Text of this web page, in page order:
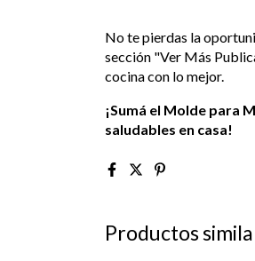
No te pierdas la
sección "Ver Más
cocina con lo mejor.
¡Sumá el Molde para
saludables en casa!
Productos